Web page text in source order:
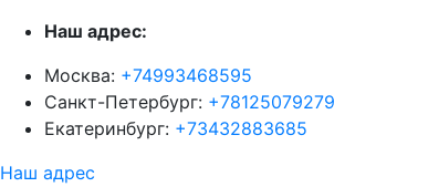
Наш адрес:
Москва: +74993468595
Санкт-Петербург: +78125079279
Екатеринбург: +73432883685
Наш адрес